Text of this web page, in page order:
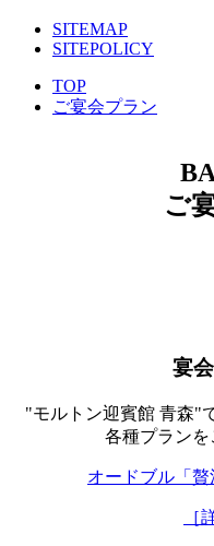
SITEMAP
SITEPOLICY
TOP
ご宴会プラン
ご
宴
"モルトン迎賓館 青森"
各種プランを
オードブル「贅
［